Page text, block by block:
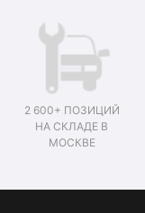
2 600+ ПОЗИЦИЙ
НА СКЛАДЕ В
МОСКВЕ